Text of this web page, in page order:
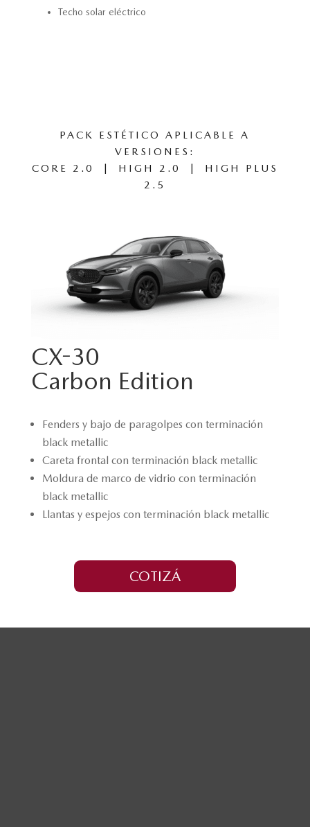
Techo solar eléctrico
PACK ESTÉTICO APLICABLE A
VERSIONES:
CORE 2.0 | HIGH 2.0 | HIGH PLUS
2.5
CX-30
Carbon Edition
Fenders y bajo de paragolpes con terminación
black metallic
Careta frontal con terminación black metallic
Moldura de marco de vidrio con terminación
black metallic
Llantas y espejos con terminación black metallic
COTIZÁ